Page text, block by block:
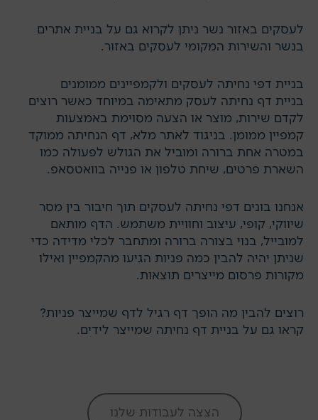
לעסקים באזור נשר ניתן לקרוא גם על בניית אתרים
בנשר והשירות המקומי לעסקים באזור.
בניית דפי נחיתה לעסקים ולקמפיינים ממומנים
בניית דף נחיתה לעסק מתאימה במיוחד כאשר רוצים
לקדם שירות, מוצר או הצעה מסוימת באמצעות
קמפיין ממומן. בניגוד לאתר מלא, דף הנחיתה ממוקד
במטרה אחת ברורה ומוביל את הגולש לפעולה כמו
השארת פרטים, שיחת טלפון או פנייה בוואטסאפ.
אנחנו בונים דפי נחיתה לעסקים תוך חיבור בין מסר
שיווקי, קופי, עיצוב וחוויית משתמש. הדף מותאם
למובייל, בנוי בצורה ברורה ומתחבר לכלי מדידה כדי
שניתן יהיה להבין כמה פניות הגיעו מהקמפיין ואילו
מקורות פרסום מייצרים תוצאות.
רוצים להבין מה הופך דף רגיל לדף שמייצר פניות?
קראו גם על בניית דף נחיתה שמייצר לידים.
הצצה לעבודות שלנו